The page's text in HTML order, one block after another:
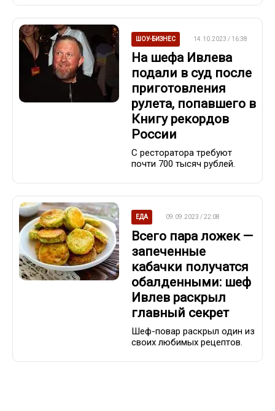
ШОУ-БИЗНЕС 14.10.2023 / 16:38
На шефа Ивлева
подали в суд после
приготовления
рулета, попавшего в
Книгу рекордов
России
С ресторатора требуют
почти 700 тысяч рублей.
ЕДА 09.09.2023 / 22:08
Всего пара ложек —
запеченные
кабачки получатся
обалденными: шеф
Ивлев раскрыл
главный секрет
Шеф-повар раскрыл один из
своих любимых рецептов.